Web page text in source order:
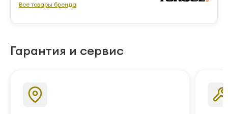
Все товары бренда
Гарантия и сервис